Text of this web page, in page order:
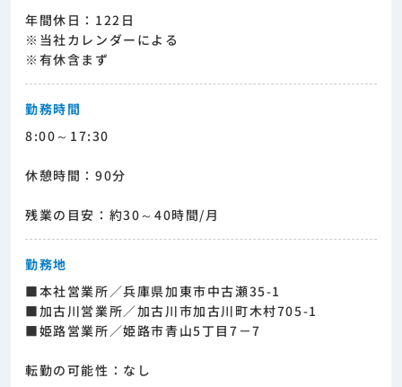
年間休日：122日
※当社カレンダーによる
※有休含まず
勤務時間
8:00～17:30
休憩時間：90分
残業の目安：約30～40時間/月
勤務地
■本社営業所／兵庫県加東市中古瀬35-1
■加古川営業所／加古川市加古川町木村705-1
■姫路営業所／姫路市青山5丁目7－7
転勤の可能性：なし